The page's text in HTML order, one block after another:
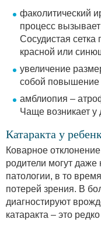
факолитический
процесс
Сосудистая сетка
красной или
увеличение
собой повышение
амблиопия –
Чаще возникает у
Катаракта у
Коварное
родители могут даже
патологии, в то
потерей зрения. В
диагностируют
катаракта – это